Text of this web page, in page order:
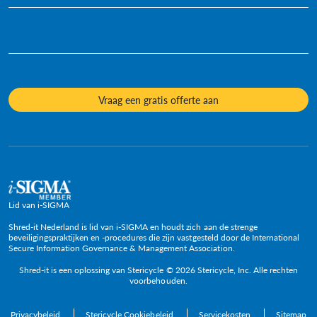
Eenmalig Archiefvernietiging
Informatiefiches
Duurzaamheid
Onze cultuur
Beleid en positiesVraag een gratis offerte aan
Lid van i-SIGMA
Shred-it Nederland is lid van i-SIGMA en houdt zich aan de strenge
beveiligingspraktijken en -procedures die zijn vastgesteld door de International
Secure Information Governance & Management Association.
Shred-it is een oplossing van Stericycle © 2026 Stericycle, Inc. Alle rechten
voorbehouden.
Privacybeleid Stericycle Cookiebeleid Servicekosten Sitemap